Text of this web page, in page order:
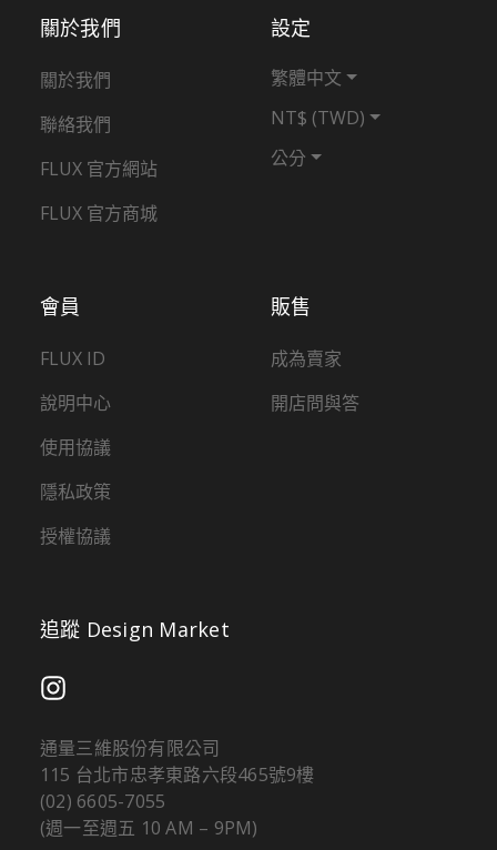
販售
成為賣家
開店問與答
會員
FLUX ID
說明中心
使用協議
隱私政策
授權協議
關於我們
關於我們
聯絡我們
FLUX 官方網站
FLUX 官方商城
設定
繁體中文
NT$ (TWD)
公分
追蹤 Design Market
通量三維股份有限公司
115 台北市忠孝東路六段465號9樓
(02) 6605-7055
(週一至週五 10 AM – 9PM)